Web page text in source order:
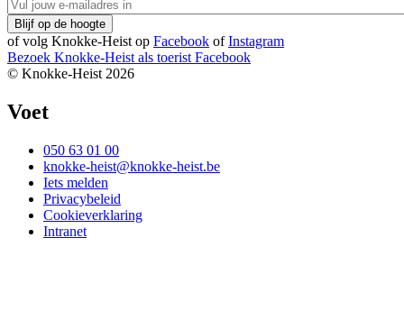
of volg Knokke-Heist op Facebook ofInstagram
Bezoek Knokke-Heist als toerist Facebook
© Knokke-Heist 2026
Voet
050 63 01 00
knokke-heist@knokke-heist.be
Iets melden
Privacybeleid
Cookieverklaring
Intranet